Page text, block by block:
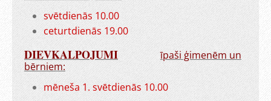
svētdienās 10.00
ceturtdienās 19.00
DIEVKALPOJUMI
īpaši ģimenēm un
bērniem:
mēneša 1. svētdienās 10.00